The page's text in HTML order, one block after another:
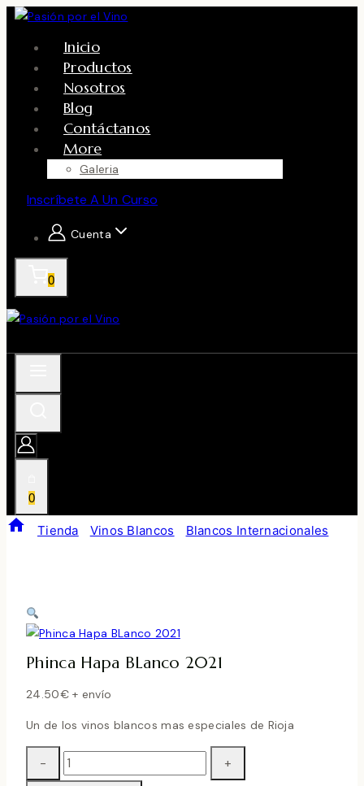
Skip
content
Inicio
Productos
Nosotros
Blog
Contáctanos
More
Galeria
Inscríbete A Un Curso
Cuenta
0
0
Tienda Vinos Blancos Blancos Internacionales
Phinca Hapa BLanco 2021
24.50€ + envío
Un de los vinos blancos mas especiales de Rioja
Phinca
Hapa